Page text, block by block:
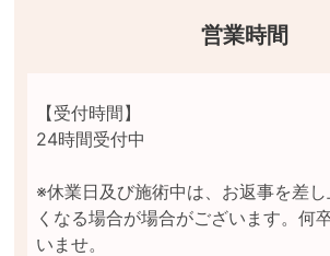
営業時間
【受付時間】
24時間受付中
※休業日及び施術中は、お返事を差
くなる場合が場合がございます。何
いませ。